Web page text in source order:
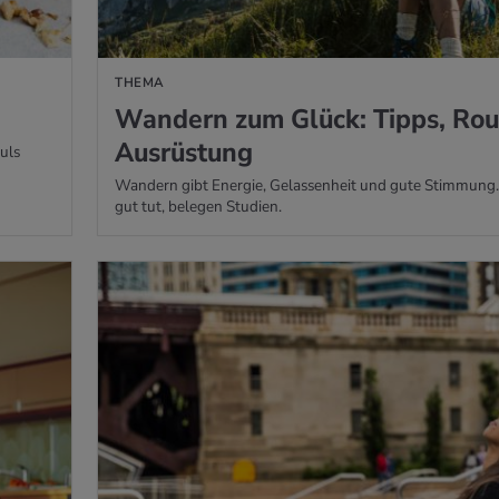
THEMA
Wan­dern zum Glück: Tipps,
Aus­rüs­tung
Wandern gibt Energie, Gelassenheit und gute Stimmung.
gut tut, belegen Studien.